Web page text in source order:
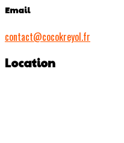
Email
contact@cocokreyol.fr
Location